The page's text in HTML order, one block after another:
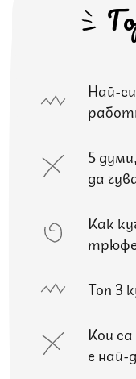
Най-
5
да
Как
Топ 3
Кои
е най-